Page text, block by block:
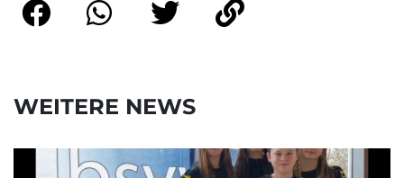
WEITERE NEWS